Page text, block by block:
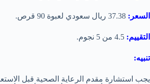
السعر:
التقييم:
تنبيه:
يجب استشارة مقدم الرعاية الصحية قبل